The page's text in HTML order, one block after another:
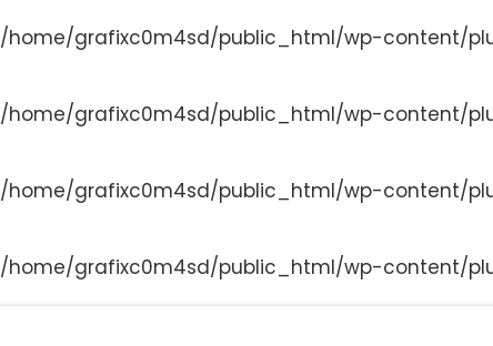
/home/grafixc0m4sd/public_html/wp-content/
/home/grafixc0m4sd/public_html/wp-content/
/home/grafixc0m4sd/public_html/wp-content/
/home/grafixc0m4sd/public_html/wp-content/